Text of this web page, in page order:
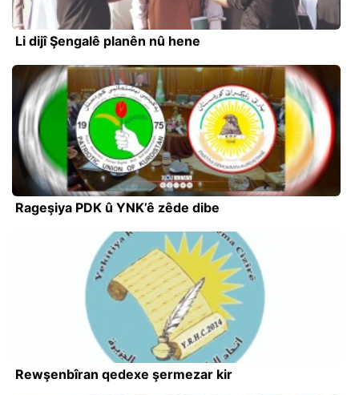
Li dijî Şengalê planên nû hene
Rageşiya PDK û YNK’ê zêde dibe
Rewşenbîran qedexe şermezar kir